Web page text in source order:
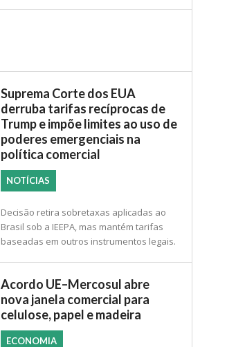
Suprema Corte dos EUA
derruba tarifas recíprocas de
Trump e impõe limites ao uso de
poderes emergenciais na
política comercial
NOTÍCIAS
Decisão retira sobretaxas aplicadas ao
Brasil sob a IEEPA, mas mantém tarifas
baseadas em outros instrumentos legais.
Acordo UE–Mercosul abre
nova janela comercial para
celulose, papel e madeira
ECONOMIA